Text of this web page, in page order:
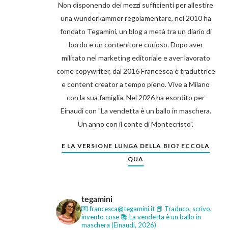
Non disponendo dei mezzi sufficienti per allestire
una wunderkammer regolamentare, nel 2010 ha
fondato Tegamini, un blog a metà tra un diario di
bordo e un contenitore curioso. Dopo aver
militato nel marketing editoriale e aver lavorato
come copywriter, dal 2016 Francesca è traduttrice
e content creator a tempo pieno. Vive a Milano
con la sua famiglia. Nel 2026 ha esordito per
Einaudi con "La vendetta è un ballo in maschera.
Un anno con il conte di Montecristo".
E LA VERSIONE LUNGA DELLA BIO? ECCOLA
QUA
tegamini
💌 francesca@tegamini.it 📕 Traduco, scrivo,
invento cose📚 La vendetta è un ballo in
maschera (Einaudi, 2026)